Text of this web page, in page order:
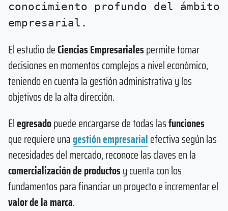
conocimiento profundo del ámbito
empresarial.
El estudio deCiencias Empresarialespermite tomar
decisiones en momentos complejos a nivel económico,
teniendo en cuenta la gestión administrativa y los
objetivos de la alta dirección.
Elegresadopuede encargarse de todas lasfunciones
que requiere unagestión empresarialefectiva según las
necesidades del mercado, reconoce las claves en la
comercialización de productosy cuenta con los
fundamentos para financiar un proyecto e incrementar el
valor de la marca.